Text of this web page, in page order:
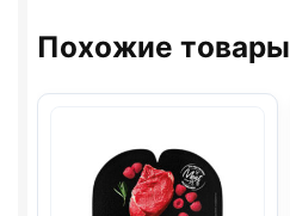
Похожие товары